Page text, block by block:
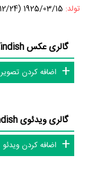
تولد:
گالری عکس Ilka Windish
اضافه کردن تصویر
گالری ویدئوی Ilka Windish
اضافه کردن ویدئو